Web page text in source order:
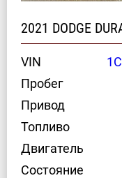
2021 DODGE
VIN
Пробег
Привод
Топливо
Двигатель
Состояние